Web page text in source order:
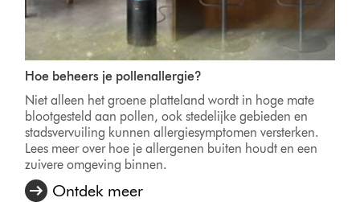
Hoe beheers je pollenallergie?
Niet alleen het groene platteland wordt in hoge mate
blootgesteld aan pollen, ook stedelijke gebieden en
stadsvervuiling kunnen allergiesymptomen versterken.
Lees meer over hoe je allergenen buiten houdt en een
zuivere omgeving binnen.
Ontdek meer